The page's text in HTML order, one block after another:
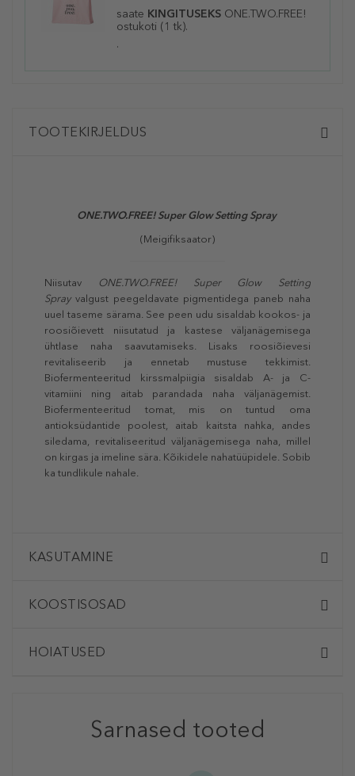
saate KINGITUSEKS ONE.TWO.FREE!
ostukoti (1 tk).
.
TOOTEKIRJELDUS
ONE.TWO.FREE! Super Glow Setting Spray
(Meigifiksaator)
Niisutav
ONE.TWO.FREE! Super Glow Setting
Spray valgust peegeldavate pigmentidega paneb naha
uuel taseme särama. See peen udu sisaldab kookos- ja
roosiõievett niisutatud ja kastese väljanägemisega
ühtlase naha saavutamiseks. Lisaks roosiõievesi
revitaliseerib ja ennetab mustuse tekkimist.
Biofermenteeritud kirssmalpiigia sisaldab A- ja C-
vitamiini ning aitab parandada naha väljanägemist.
Biofermenteeritud tomat, mis on tuntud oma
antioksüdantide poolest, aitab kaitsta nahka, andes
siledama, revitaliseeritud väljanägemisega naha, millel
on kirgas ja imeline sära. Kõikidele nahatüüpidele. Sobib
ka tundlikule nahale.
KASUTAMINE
KOOSTISOSAD
HOIATUSED
Sarnased tooted